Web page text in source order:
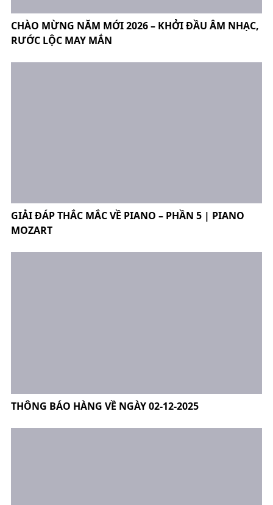
CHÀO MỪNG NĂM MỚI 2026 – KHỞI ĐẦU ÂM NHẠC,
RƯỚC LỘC MAY MẮN
GIẢI ĐÁP THẮC MẮC VỀ PIANO – PHẦN 5 | PIANO
MOZART
THÔNG BÁO HÀNG VỀ NGÀY 02-12-2025